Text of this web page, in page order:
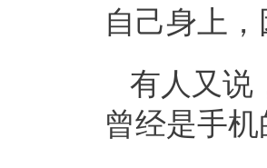
自己身上
有人又说
曾经是手